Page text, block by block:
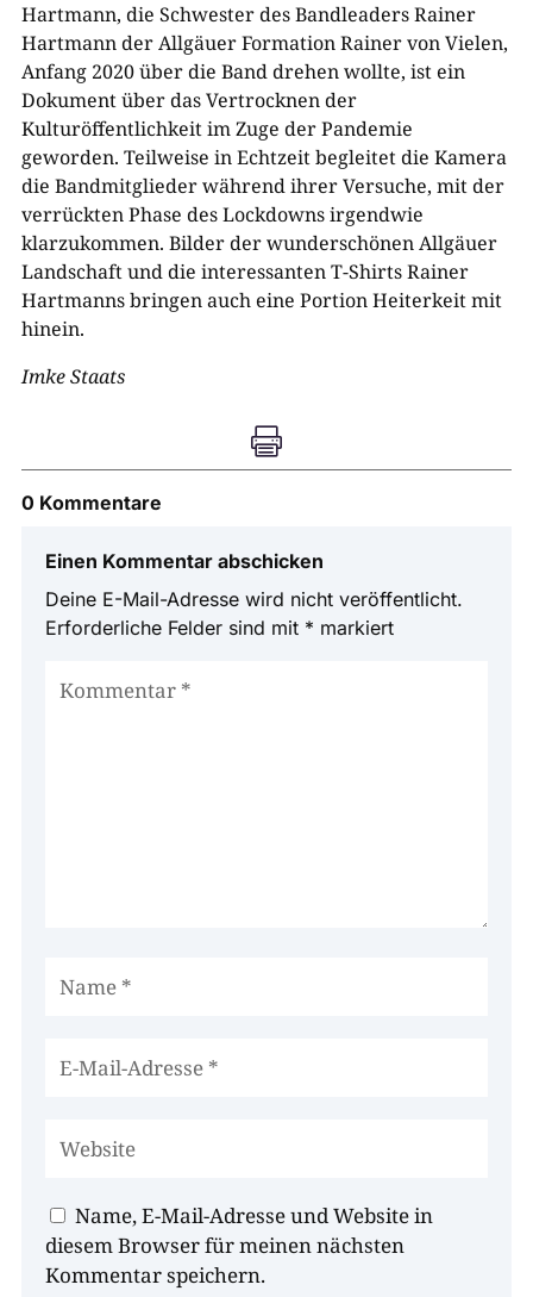
Hartmann, die Schwester des Bandleaders Rainer
Hartmann der Allgäuer Formation Rainer von Vielen,
Anfang 2020 über die Band drehen wollte, ist ein
Dokument über das Vertrocknen der
Kulturöffentlichkeit im Zuge der Pandemie
geworden. Teilweise in Echtzeit begleitet die Kamera
die Bandmitglieder während ihrer Versuche, mit der
verrückten Phase des Lockdowns irgendwie
klarzukommen. Bilder der wunderschönen Allgäuer
Landschaft und die interessanten T-Shirts Rainer
Hartmanns bringen auch eine Portion Heiterkeit mit
hinein.
Imke Staats

0 Kommentare
Einen Kommentar abschicken
Deine E-Mail-Adresse wird nicht veröffentlicht.
Erforderliche Felder sind mit * markiert
Name, E-Mail-Adresse und Website in
diesem Browser für meinen nächsten
Kommentar speichern.